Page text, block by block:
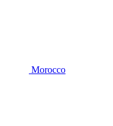
Morocco